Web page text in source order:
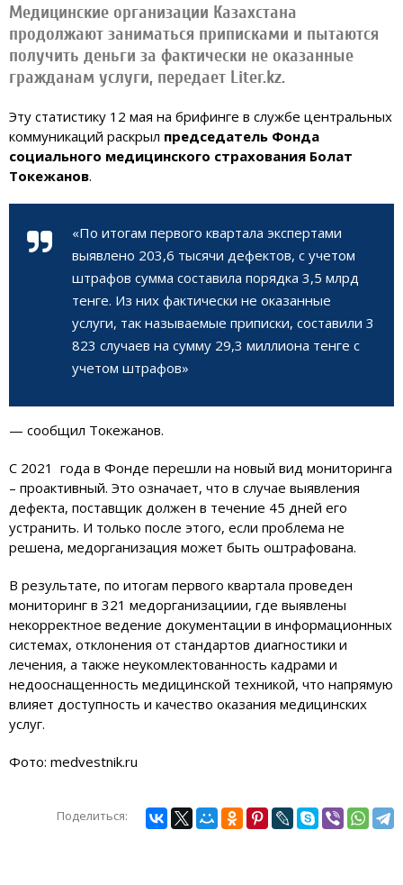
Медицинские организации Казахстана
продолжают заниматься приписками и пытаются
получить деньги за фактически не оказанные
гражданам услуги, передает Liter.kz.
Эту статистику 12 мая на брифинге в службе центральных
коммуникаций раскрыл председатель Фонда
социального медицинского страхования Болат
Токежанов.
«По итогам первого квартала экспертами
выявлено 203,6 тысячи дефектов, с учетом
штрафов сумма составила порядка 3,5 млрд
тенге. Из них фактически не оказанные
услуги, так называемые приписки, составили 3
823 случаев на сумму 29,3 миллиона тенге с
учетом штрафов»
— сообщил Токежанов.
С 2021 года в Фонде перешли на новый вид мониторинга
– проактивный. Это означает, что в случае выявления
дефекта, поставщик должен в течение 45 дней его
устранить. И только после этого, если проблема не
решена, медорганизация может быть оштрафована.
В результате, по итогам первого квартала проведен
мониторинг в 321 медорганизациии, где выявлены
некорректное ведение документации в информационных
системах, отклонения от стандартов диагностики и
лечения, а также неукомлектованность кадрами и
недооснащенность медицинской техникой, что напрямую
влияет доступность и качество оказания медицинских
услуг.
Фото: medvestnik.ru
Поделиться: